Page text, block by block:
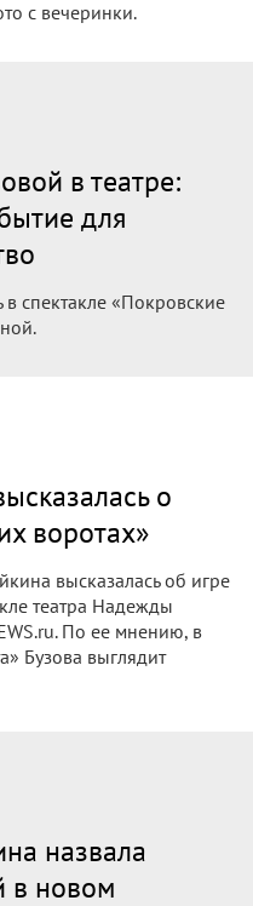
ни была,
какой бы она ни
Станислав
психолог:
торт: как
Асмус,
и Ольга
рождения Люси
Кристина Асмус